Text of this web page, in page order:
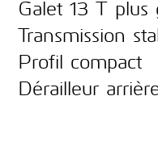
Galet 13 T plus
Transmission
Profil compact
Dérailleur